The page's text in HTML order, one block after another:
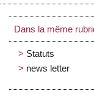
Dans la même
Statuts
news letter